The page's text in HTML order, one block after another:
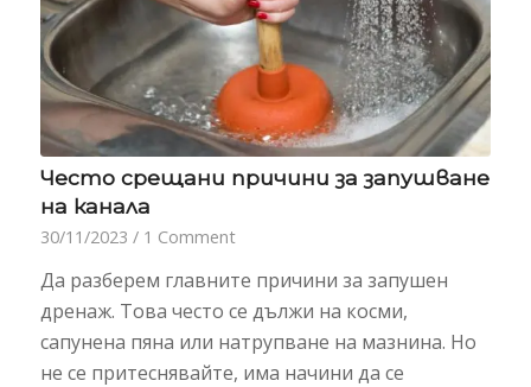
Често срещани причини за запушване
на канала
30/11/2023 / 1 Comment
Да разберем главните причини за запушен
дренаж. Това често се дължи на косми,
сапунена пяна или натрупване на мазнина. Но
не се притеснявайте, има начини да се